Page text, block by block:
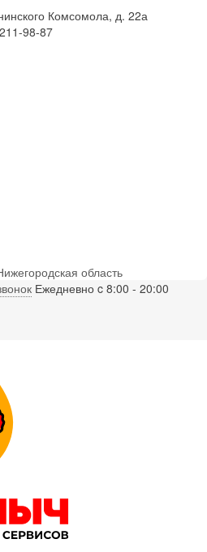
Комсомола, д. 22а
98-87
область
Ежедневно c 8:00 - 20:00